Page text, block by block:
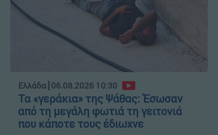
Ελλάδα┋06.08.2026 10:30
Τα «γεράκια» της Ψάθας: Έσωσαν
από τη μεγάλη φωτιά τη γειτονιά
που κάποτε τους έδιωχνε